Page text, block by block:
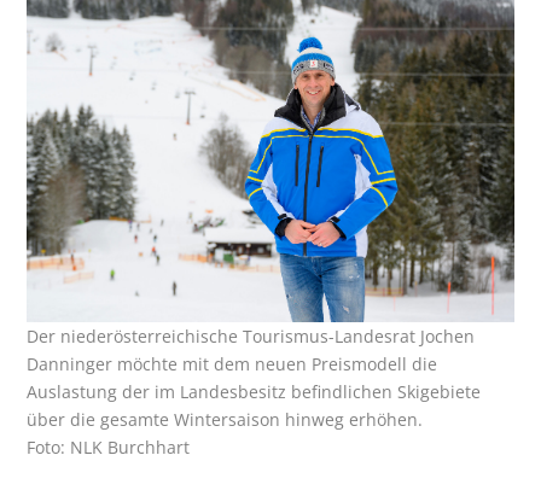
Der niederösterreichische Tourismus-Landesrat Jochen
Danninger möchte mit dem neuen Preismodell die
Auslastung der im Landesbesitz befindlichen Skigebiete
über die gesamte Wintersaison hinweg erhöhen.
Foto: NLK Burchhart